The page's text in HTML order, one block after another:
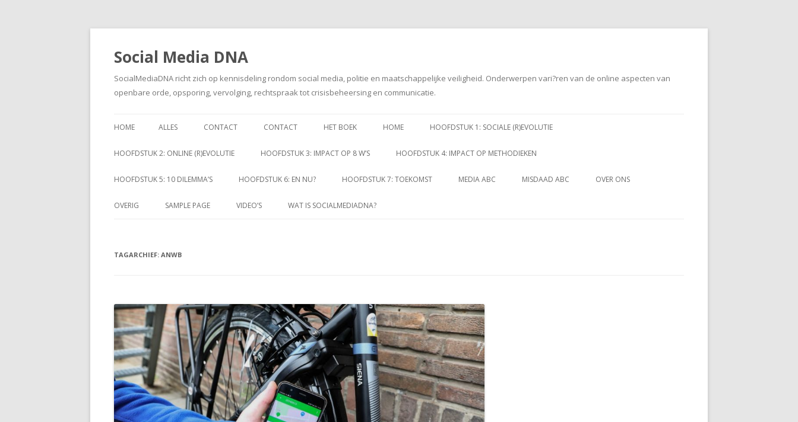
Social Media DNA
SocialMediaDNA richt zich op kennisdeling rondom social media, politie en maatschappelijke veiligheid. Onderwerpen vari?ren van de online aspecten van
openbare orde, opsporing, vervolging, rechtspraak tot crisisbeheersing en communicatie.
naar
HOME ALLES CONTACT CONTACT HET BOEK HOME HOOFDSTUK 1: SOCIALE (R)EVOLUTIE
HOOFDSTUK 2: ONLINE (R)EVOLUTIE HOOFDSTUK 3: IMPACT OP 8 W’S HOOFDSTUK 4: IMPACT OP METHODIEKEN
HOOFDSTUK 5: 10 DILEMMA’S HOOFDSTUK 6: EN NU? HOOFDSTUK 7: TOEKOMST MEDIA ABC MISDAAD ABC OVER ONS
OVERIG SAMPLE PAGE VIDEO’S WAT IS SOCIALMEDIADNA?
TAGARCHIEF: ANWB